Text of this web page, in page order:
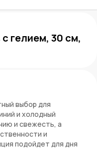
гелием, 30 см,
выбор для
и холодный
и свежесть, а
и
подойдет для дня